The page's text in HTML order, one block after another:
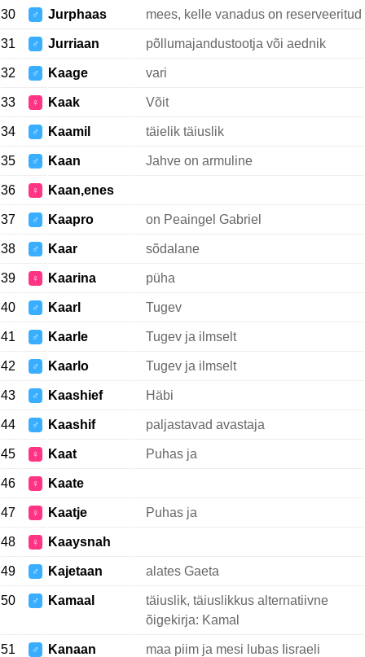
30 ♂ Jurphaas mees, kelle vanadus on reserveeritud
31 ♂ Jurriaan põllumajandustootja või aednik
32 ♂ Kaage vari
33 ♀ Kaak Võit
34 ♂ Kaamil täielik täiuslik
35 ♂ Kaan Jahve on armuline
36 ♀ Kaan,enes
37 ♂ Kaapro on Peaingel Gabriel
38 ♂ Kaar sõdalane
39 ♀ Kaarina püha
40 ♂ Kaarl Tugev
41 ♂ Kaarle Tugev ja ilmselt
42 ♂ Kaarlo Tugev ja ilmselt
43 ♂ Kaashief Häbi
44 ♂ Kaashif paljastavad avastaja
45 ♀ Kaat Puhas ja
46 ♀ Kaate
47 ♀ Kaatje Puhas ja
48 ♀ Kaaysnah
49 ♂ Kajetaan alates Gaeta
50 ♂ Kamaal
täiuslik, täiuslikkus alternatiivne
õigekirja: Kamal
51 ♂ Kanaan maa piim ja mesi lubas Iisraeli